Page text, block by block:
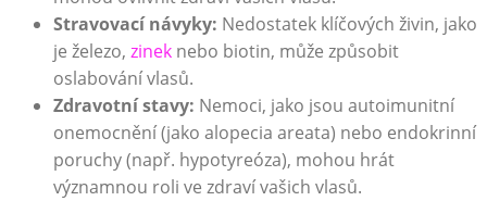
Stravovací návyky: Nedostatek klíčových živin, jako
⁢je železo, zinek​nebo⁤ biotin, může způsobit
⁣oslabování vlasů.
Zdravotní stavy: ⁤Nemoci, jako ‍jsou autoimunitní
onemocnění (jako alopecia areata) nebo endokrinní⁢
poruchy (např. hypotyreóza), mohou ⁢hrát
významnou roli ve zdraví vašich vlasů.